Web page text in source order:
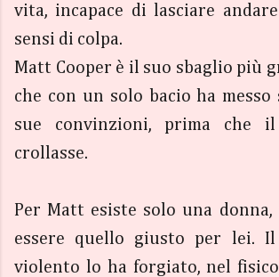
vita, incapace di lasciare
sensi di colpa.
Matt Cooper è il suo sbaglio più
che con un solo bacio ha
sue convinzioni, prima che
crollasse.
Per Matt esiste solo una donna,
essere quello giusto per lei. Il
violento lo ha forgiato, nel